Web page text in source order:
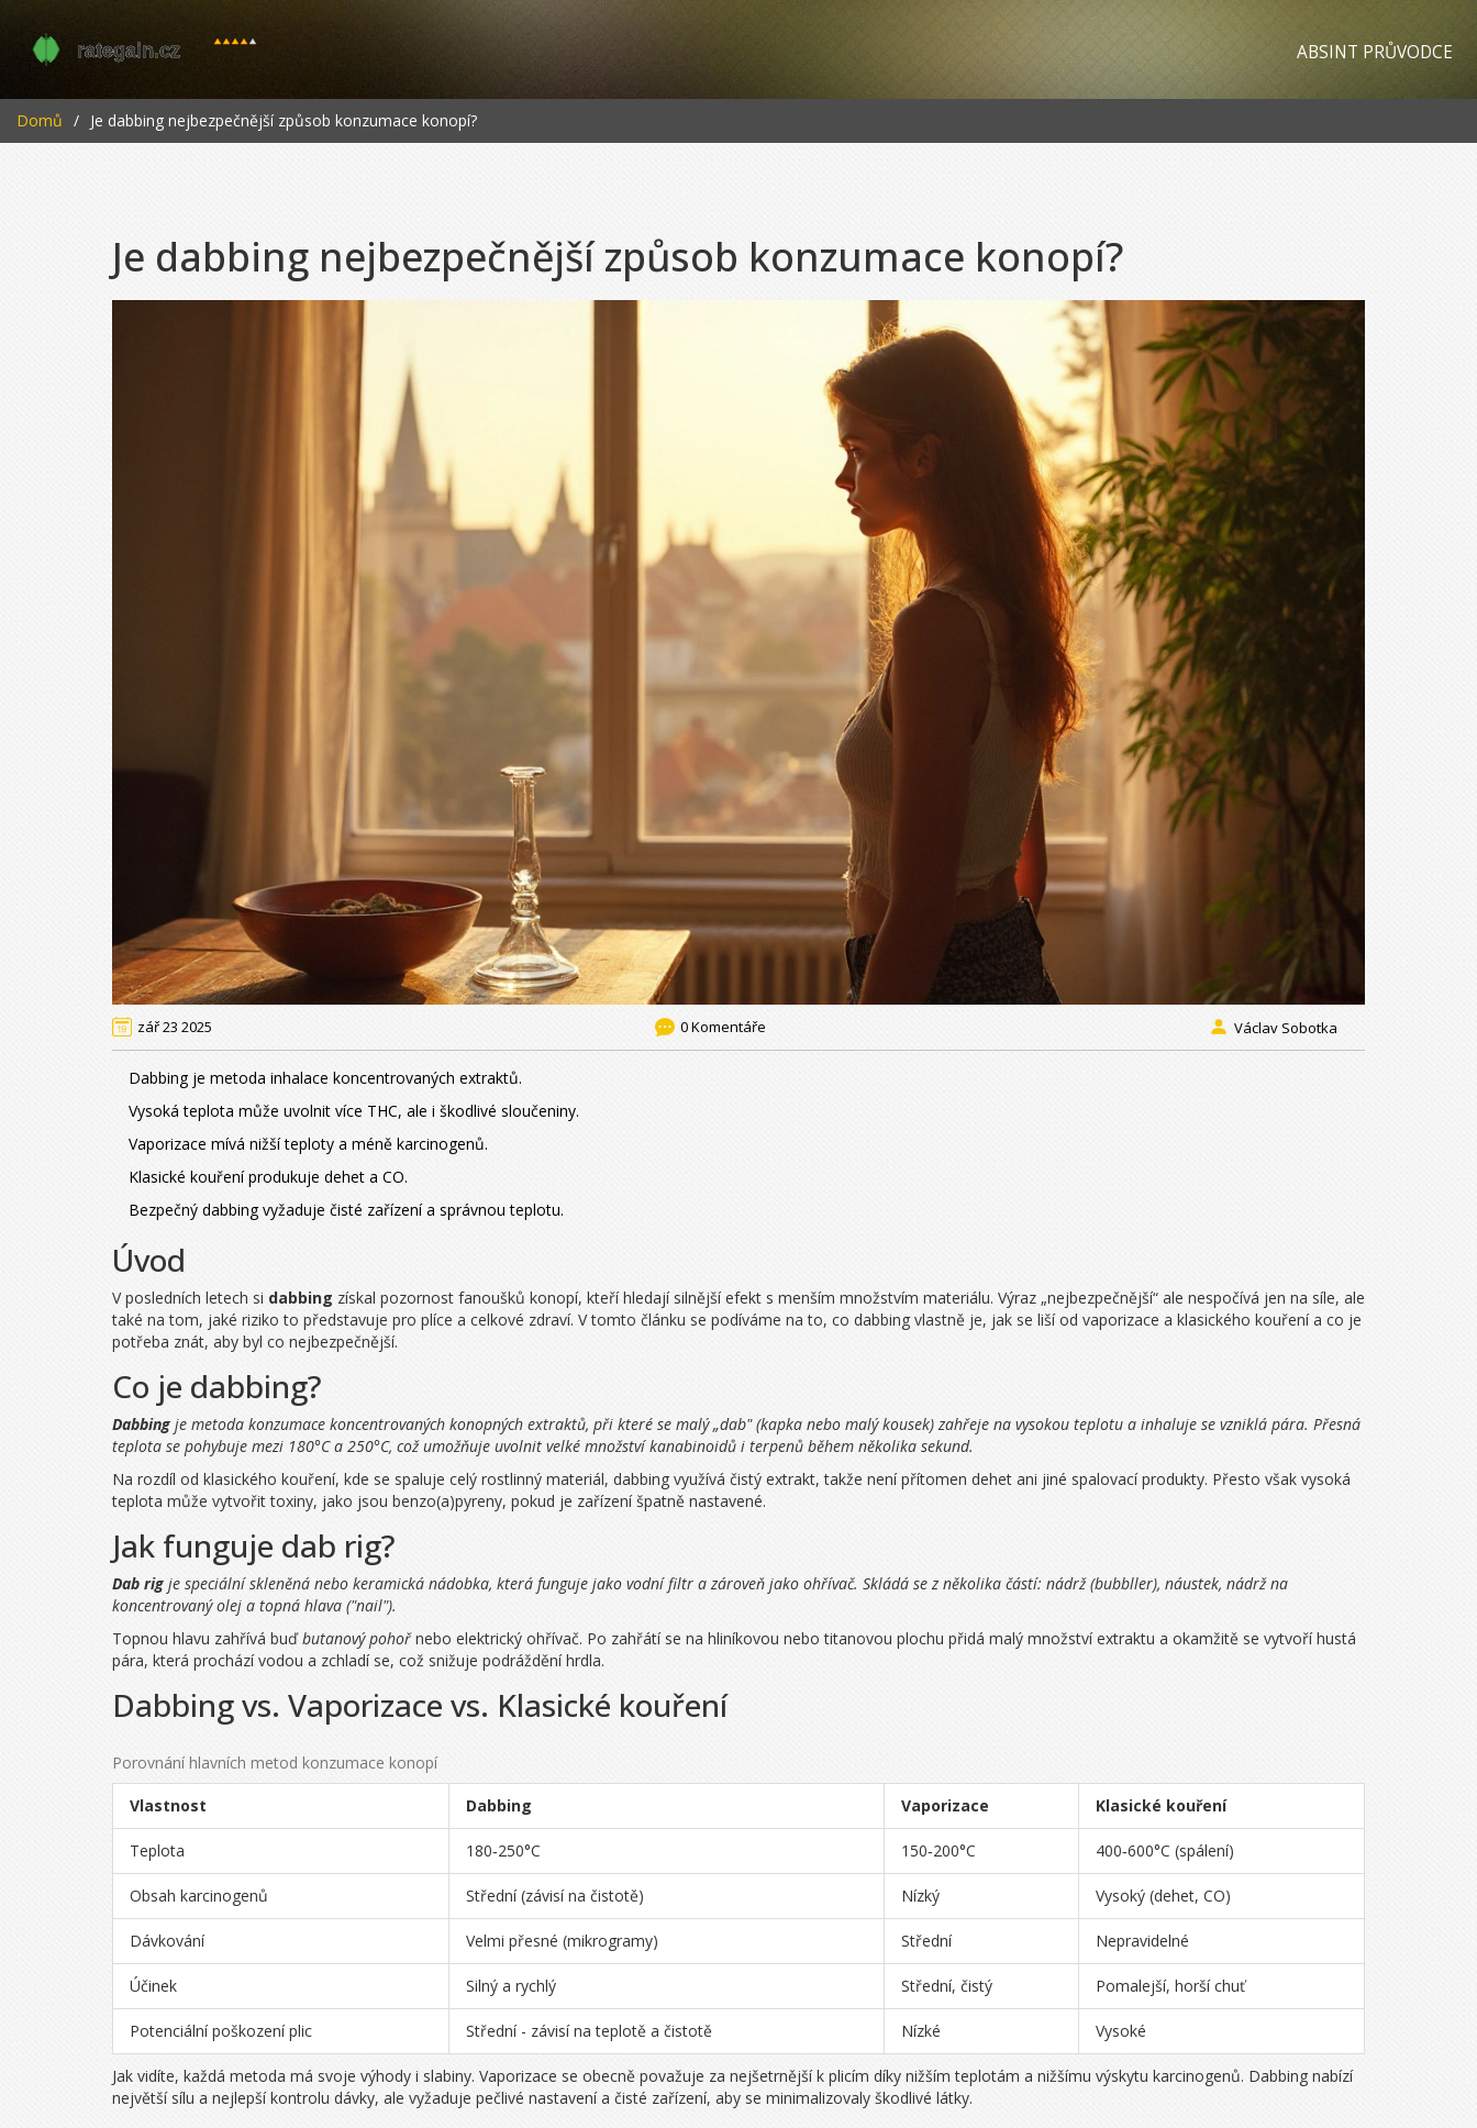
ABSINT PRŮVODCE
Domů Je dabbing nejbezpečnější způsob konzumace konopí?
Je dabbing nejbezpečnější způsob konzumace konopí?
zář 23 2025 0 Komentáře Václav Sobotka
Dabbing je metoda inhalace koncentrovaných extraktů.
Vysoká teplota může uvolnit více THC, ale i škodlivé sloučeniny.
Vaporizace mívá nižší teploty a méně karcinogenů.
Klasické kouření produkuje dehet a CO.
Bezpečný dabbing vyžaduje čisté zařízení a správnou teplotu.
Úvod
V posledních letech si dabbing získal pozornost fanoušků konopí, kteří hledají silnější efekt s menším množstvím materiálu. Výraz „nejbezpečnější“ ale nespočívá jen na síle, ale
také na tom, jaké riziko to představuje pro plíce a celkové zdraví. V tomto článku se podíváme na to, co dabbing vlastně je, jak se liší od vaporizace a klasického kouření a co je
potřeba znát, aby byl co nejbezpečnější.
Co je dabbing?
Dabbing je metoda konzumace koncentrovaných konopných extraktů, při které se malý „dab" (kapka nebo malý kousek) zahřeje na vysokou teplotu a inhaluje se vzniklá pára. Přesná
teplota se pohybuje mezi 180°C a 250°C, což umožňuje uvolnit velké množství kanabinoidů i terpenů během několika sekund.
Na rozdíl od klasického kouření, kde se spaluje celý rostlinný materiál, dabbing využívá čistý extrakt, takže není přítomen dehet ani jiné spalovací produkty. Přesto však vysoká
teplota může vytvořit toxiny, jako jsou benzo(a)pyreny, pokud je zařízení špatně nastavené.
Jak funguje dab rig?
Dab rig je speciální skleněná nebo keramická nádobka, která funguje jako vodní filtr a zároveň jako ohřívač. Skládá se z několika částí: nádrž (bubbller), náustek, nádrž na
koncentrovaný olej a topná hlava ("nail").
Topnou hlavu zahřívá buďbutanový pohořnebo elektrický ohřívač. Po zahřátí se na hliníkovou nebo titanovou plochu přidá malý množství extraktu a okamžitě se vytvoří hustá
pára, která prochází vodou a zchladí se, což snižuje podráždění hrdla.
Dabbing vs. Vaporizace vs. Klasické kouření
Porovnání hlavních metod konzumace konopí
Vlastnost Dabbing Vaporizace Klasické kouření
Teplota 180‑250°C 150‑200°C 400‑600°C (spálení)
Obsah karcinogenů Střední (závisí na čistotě) Nízký Vysoký (dehet, CO)
Dávkování Velmi přesné (mikrogramy) Střední Nepravidelné
Účinek Silný a rychlý Střední, čistý Pomalejší, horší chuť
Potenciální poškození plic Střední - závisí na teplotě a čistotě Nízké Vysoké
Jak vidíte, každá metoda má svoje výhody i slabiny. Vaporizace se obecně považuje za nejšetrnější k plicím díky nižším teplotám a nižšímu výskytu karcinogenů. Dabbing nabízí
největší sílu a nejlepší kontrolu dávky, ale vyžaduje pečlivé nastavení a čisté zařízení, aby se minimalizovaly škodlivé látky.